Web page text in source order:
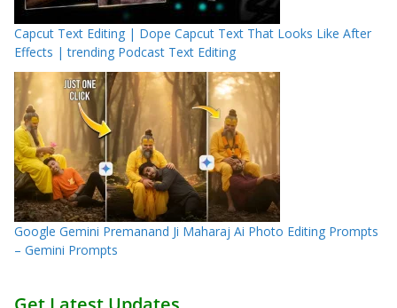
Capcut Text Editing | Dope Capcut Text That Looks Like After
Effects | trending Podcast Text Editing
Google Gemini Premanand Ji Maharaj Ai Photo Editing Prompts
– Gemini Prompts